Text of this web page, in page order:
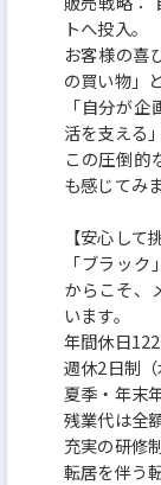
トへ投入。
お客様の喜
の買い物」
「自分が
活を支える」
この圧倒的
も感じてみ
【安心して
「ブラッ
からこそ、
います。
年間休日
週休2日制（
夏季・年末
残業代は全
充実の研修
転居を伴う